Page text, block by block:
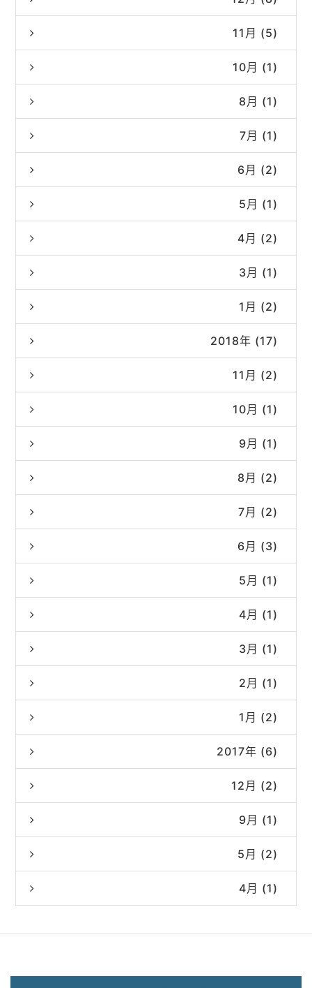
11月 (5)
10月 (1)
8月 (1)
7月 (1)
6月 (2)
5月 (1)
4月 (2)
3月 (1)
1月 (2)
2018年 (17)
11月 (2)
10月 (1)
9月 (1)
8月 (2)
7月 (2)
6月 (3)
5月 (1)
4月 (1)
3月 (1)
2月 (1)
1月 (2)
2017年 (6)
12月 (2)
9月 (1)
5月 (2)
4月 (1)